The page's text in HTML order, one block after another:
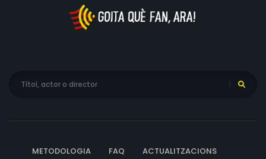
METODOLOGIA FAQ
ACTUALITZACIONS